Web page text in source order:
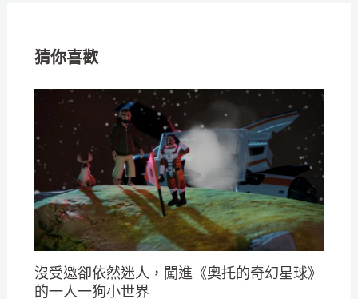
猜你喜歡
沒受邀卻依然迷人，闖進《奧托的奇幻星球》
的一人一狗小世界